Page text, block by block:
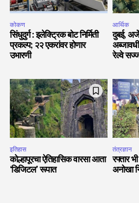
कोकण
सिंधुदुर्ग : इलेक्ट्रिक बोट निर्मिती
प्रकल्प; २२ एकरांवर होणार
उभारणी
आर्थिक
दुबई,
रेल्वे सज्ज
इतिहास
कोल्हापूरचा ऐतिहासिक वारसा आता
‘डिजिटल’ रूपात
तंत्रज्ञान
रफ्तार
अनोखा